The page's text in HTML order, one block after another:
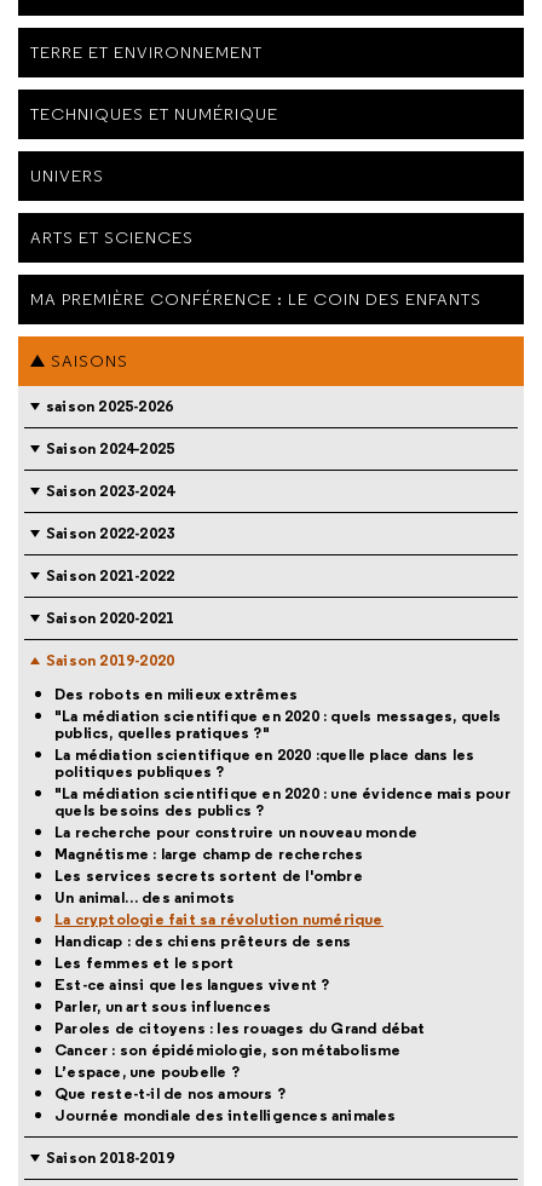
TERRE ET ENVIRONNEMENT
TECHNIQUES ET NUMÉRIQUE
UNIVERS
ARTS ET SCIENCES
MA PREMIÈRE CONFÉRENCE : LE COIN DES ENFANTS
SAISONS
saison 2025-2026
Saison 2024-2025
Saison 2023-2024
Saison 2022-2023
Saison 2021-2022
Saison 2020-2021
Saison 2019-2020
Des robots en milieux extrêmes
"La médiation scientifique en 2020 : quels messages, quels
publics, quelles pratiques ?"
La médiation scientifique en 2020 :quelle place dans les
politiques publiques ?
"La médiation scientifique en 2020 : une évidence mais pour
quels besoins des publics ?
La recherche pour construire un nouveau monde
Magnétisme : large champ de recherches
Les services secrets sortent de l'ombre
Un animal… des animots
La cryptologie fait sa révolution numérique
Handicap : des chiens prêteurs de sens
Les femmes et le sport
Est-ce ainsi que les langues vivent ?
Parler, un art sous influences
Paroles de citoyens : les rouages du Grand débat
Cancer : son épidémiologie, son métabolisme
L’espace, une poubelle ?
Que reste-t-il de nos amours ?
Journée mondiale des intelligences animales
Saison 2018-2019